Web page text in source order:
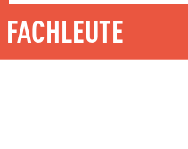
FACHLEUTE
Besichtigungen…
es viele Gelegenheiten,